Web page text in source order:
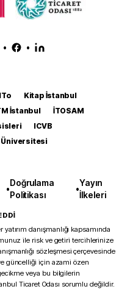
• •
Kitap İstanbul
İstanbul
İTOSAM
ICVB
•
Doğrulama
Politikası
•
Yayın
İlkeleri
danışmanlığı kapsamında
ile risk ve getiri tercihlerinize
sözleşmesi çerçevesinde
güncelliği için azami özen
veya bu bilgilerin
Ticaret Odası sorumlu değildir.